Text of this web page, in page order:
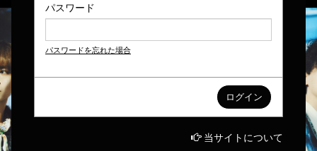
パスワード
パスワードを忘れた場合
当サイトについて